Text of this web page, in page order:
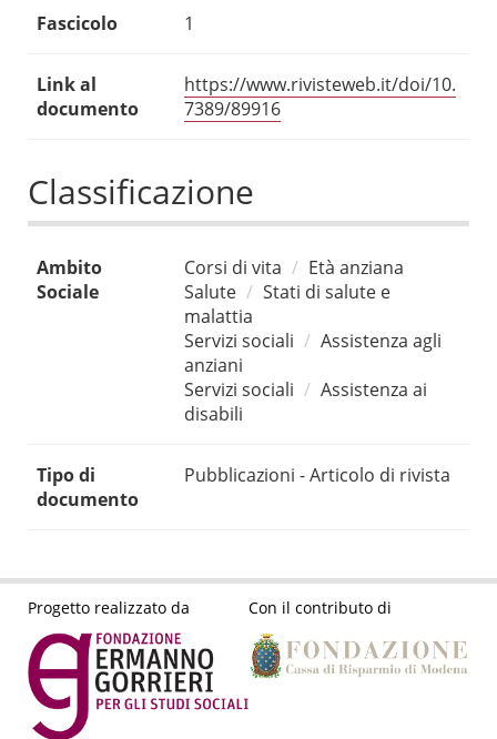
Fascicolo 1
Link al
documento
https://www.rivisteweb.it/doi/10.
7389/89916
Classificazione
Ambito
Sociale
Corsi di vita
Età anziana
Salute
Stati di salute e
malattia
Servizi sociali
Assistenza agli
anziani
Servizi sociali
Assistenza ai
disabili
Tipo di
documento
Pubblicazioni - Articolo di rivista
Progetto realizzato da Con il contributo di